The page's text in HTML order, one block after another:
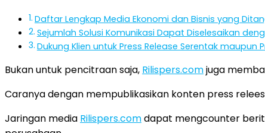
Daftar Lengkap Media Ekonomi dan Bisnis yang
Sejumlah Solusi Komunikasi Dapat Diselesaikan
Dukung Klien untuk Press Release Serentak maupun
Bukan untuk pencitraan saja, Rilispers.comjuga
Caranya dengan mempublikasikan konten press
Jaringan media Rilispers.comdapat mengcounter